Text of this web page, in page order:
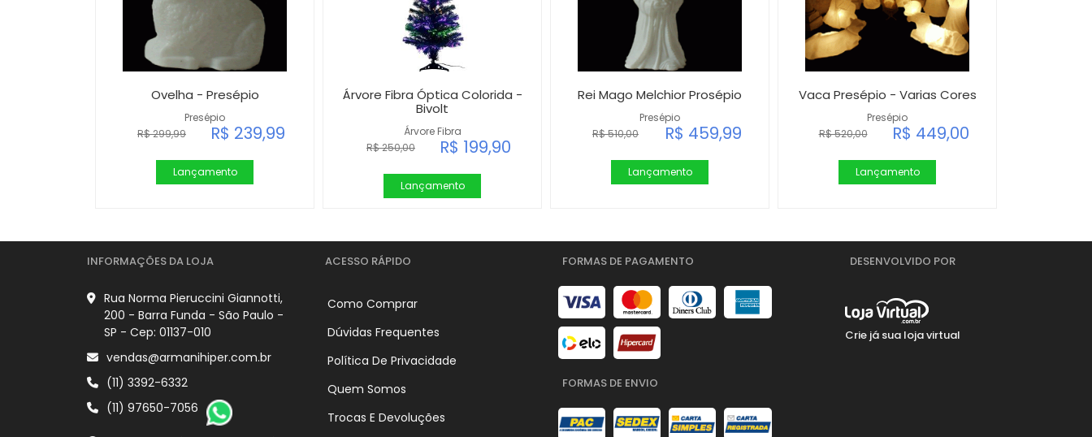
Presépio
Ovelha - Presépio
R$ 299,99 R$ 239,99
Lançamento
Árvore Fibra
Árvore Fibra Óptica Colorida -
Bivolt
R$ 250,00 R$ 199,90
Lançamento
Presépio
Rei Mago Melchior Prosépio
R$ 510,00 R$ 459,99
Lançamento
Presépio
Vaca Presépio - Varias Cores
R$ 520,00 R$ 449,00
Lançamento
INFORMAÇÕES DA LOJA
Rua Norma Pieruccini Giannotti,
200 - Barra Funda - São Paulo -
SP - Cep: 01137-010
vendas@armanihiper.com.br
(11) 3392-6332
(11) 97650-7056
ACESSO RÁPIDO
Como Comprar
Dúvidas Frequentes
Política De Privacidade
Quem Somos
Trocas E Devoluções
FORMAS DE PAGAMENTO
FORMAS DE ENVIO
DESENVOLVIDO POR
Crie já sua loja virtual